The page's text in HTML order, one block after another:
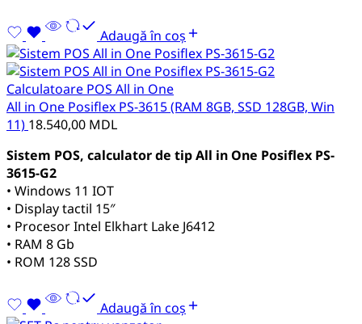
Adaugă în coș
Calculatoare POS All in One
All in One Posiflex PS-3615 (RAM 8GB, SSD 128GB, Win
11) 18.540,00 MDL
Sistem POS, calculator de tip All in One Posiflex PS-
3615-G2
• Windows 11 IOT
• Display tactil 15″
• Procesor Intel Elkhart Lake J6412
• RAM 8 Gb
• ROM 128 SSD
Adaugă în coș